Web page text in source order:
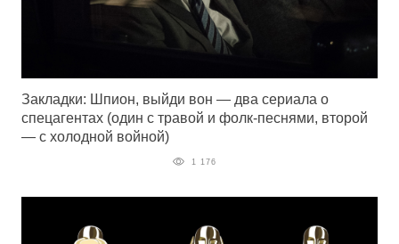
Закладки: Шпион, выйди вон — два сериала о
спецагентах (один с травой и фолк-песнями, второй
— с холодной войной)
1 176